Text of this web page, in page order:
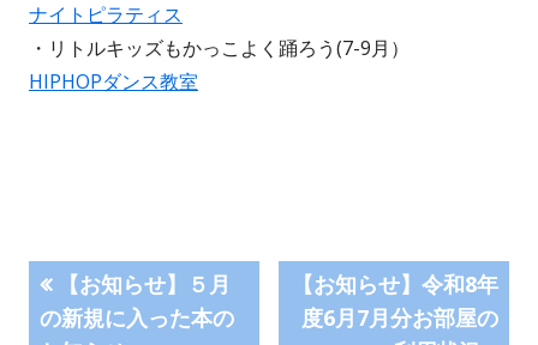
ナイトピラティス
・リトルキッズもかっこよく踊ろう(7-9月）
HIPHOPダンス教室
投
前
の
【お知らせ】５月
の新規に入った本の
次
の
【お知らせ】令和8年
度6月7月分お部屋の